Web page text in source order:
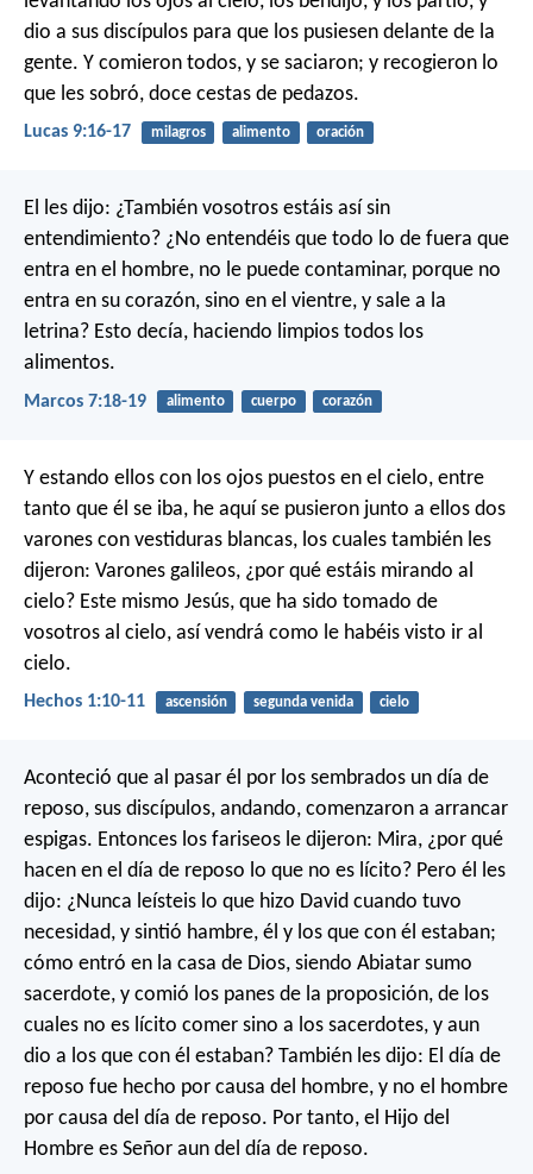
dio a sus discípulos para que los pusiesen delante de la
gente. Y comieron todos, y se saciaron; y recogieron lo
que les sobró, doce cestas de pedazos.
Lucas 9:16-17 milagros alimento oración
El les dijo: ¿También vosotros estáis así sin
entendimiento? ¿No entendéis que todo lo de fuera que
entra en el hombre, no le puede contaminar, porque no
entra en su corazón, sino en el vientre, y sale a la
letrina? Esto decía, haciendo limpios todos los
alimentos.
Marcos 7:18-19 alimento cuerpo corazón
Y estando ellos con los ojos puestos en el cielo, entre
tanto que él se iba, he aquí se pusieron junto a ellos dos
varones con vestiduras blancas, los cuales también les
dijeron: Varones galileos, ¿por qué estáis mirando al
cielo? Este mismo Jesús, que ha sido tomado de
vosotros al cielo, así vendrá como le habéis visto ir al
cielo.
Hechos 1:10-11 ascensión segunda venida cielo
Aconteció que al pasar él por los sembrados un día de
reposo, sus discípulos, andando, comenzaron a arrancar
espigas. Entonces los fariseos le dijeron: Mira, ¿por qué
hacen en el día de reposo lo que no es lícito? Pero él les
dijo: ¿Nunca leísteis lo que hizo David cuando tuvo
necesidad, y sintió hambre, él y los que con él estaban;
cómo entró en la casa de Dios, siendo Abiatar sumo
sacerdote, y comió los panes de la proposición, de los
cuales no es lícito comer sino a los sacerdotes, y aun
dio a los que con él estaban? También les dijo: El día de
reposo fue hecho por causa del hombre, y no el hombre
por causa del día de reposo. Por tanto, el Hijo del
Hombre es Señor aun del día de reposo.